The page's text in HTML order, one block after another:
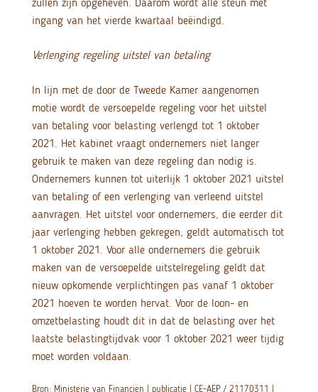
zullen zijn opgeheven. Daarom wordt alle steun met
ingang van het vierde kwartaal beëindigd.
Verlenging regeling uitstel van betaling
In lijn met de door de Tweede Kamer aangenomen
motie wordt de versoepelde regeling voor het uitstel
van betaling voor belasting verlengd tot 1 oktober
2021. Het kabinet vraagt ondernemers niet langer
gebruik te maken van deze regeling dan nodig is.
Ondernemers kunnen tot uiterlijk 1 oktober 2021 uitstel
van betaling of een verlenging van verleend uitstel
aanvragen. Het uitstel voor ondernemers, die eerder dit
jaar verlenging hebben gekregen, geldt automatisch tot
1 oktober 2021. Voor alle ondernemers die gebruik
maken van de versoepelde uitstelregeling geldt dat
nieuw opkomende verplichtingen pas vanaf 1 oktober
2021 hoeven te worden hervat. Voor de loon- en
omzetbelasting houdt dit in dat de belasting over het
laatste belastingtijdvak voor 1 oktober 2021 weer tijdig
moet worden voldaan.
Bron: Ministerie van Financiën | publicatie | CE-AEP / 21170311 |